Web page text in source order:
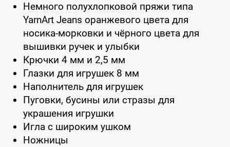
Немного полухлопковой пряжи типа
YarnArt Jeans оранжевого цвета для
носика-морковки и чёрного цвета для
вышивки ручек и улыбки
Крючки 4 мм и 2,5 мм
Глазки для игрушек 8 мм
Наполнитель для игрушек
Пуговки, бусины или стразы для
украшения игрушки
Игла с широким ушком
Ножницы